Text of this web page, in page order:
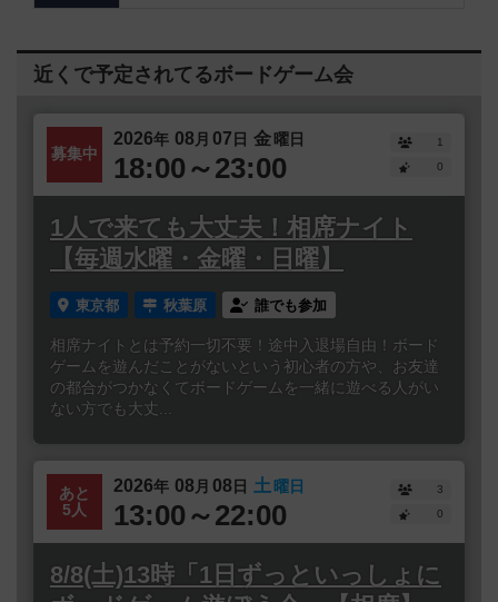
近くで予定されてるボードゲーム会
募集中
2026年 08 月 07日 金曜日
18:00～23:00
1
0
1人で来ても大丈夫！相席ナイト
【毎週水曜・金曜・日曜】
東京都 秋葉原 誰でも参加
相席ナイトとは予約一切不要！途中入退場自由！ボード
ゲームを遊んだことがないという初心者の方や、お友達
の都合がつかなくてボードゲームを一緒に遊べる人がい
ない方でも大丈...
あと
5人
2026年 08 月 08日 土曜日
13:00～22:00
3
0
8/8(土)13時「1日ずっといっしょに